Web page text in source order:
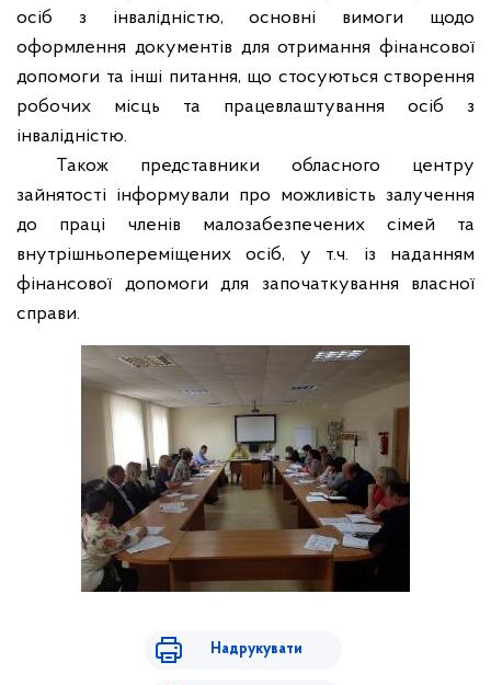
осіб з інвалідністю, основні вимоги щодо
оформлення документів для отримання фінансової
допомоги та інші питання, що стосуються створення
робочих місць та працевлаштування осіб з
інвалідністю.
Також представники обласного центру
зайнятості інформували про можливість залучення
до праці членів малозабезпечених сімей та
внутрішньопереміщених осіб, у т.ч. із наданням
фінансової допомоги для започаткування власної
справи.
Надрукувати